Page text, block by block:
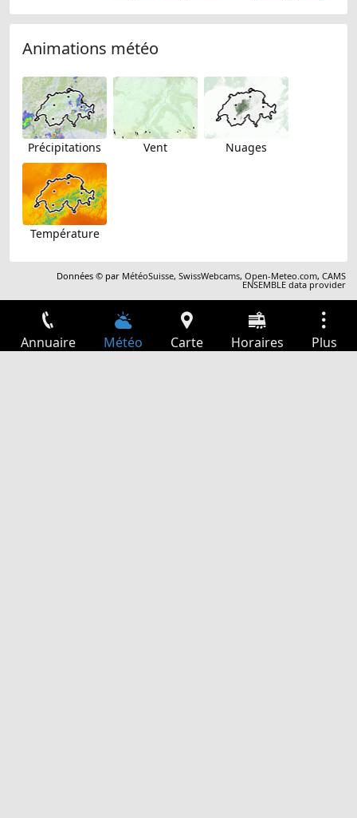
Animations météo
Précipitations Vent Nuages
Température
Données © par MétéoSuisse,SwissWebcams,Open-Meteo.com,CAMS
ENSEMBLE data provider
Annuaire Météo Carte Horaires Plus